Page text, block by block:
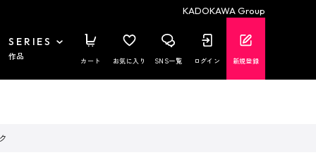
KADOKAWA Group
SERIES
作品 カート お気に入り SNS一覧 ログイン 新規登録